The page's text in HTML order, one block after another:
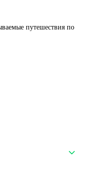
путешествия по